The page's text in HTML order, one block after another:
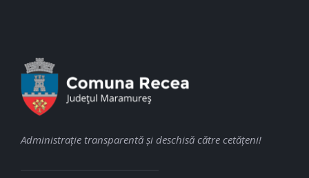
Administraţie transparentă şi deschisă către cetăţeni!